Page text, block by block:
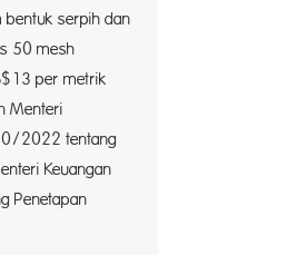
bentuk serpih dan
50 mesh
per metrik
Menteri
2022 tentang
Keuangan
Penetapan